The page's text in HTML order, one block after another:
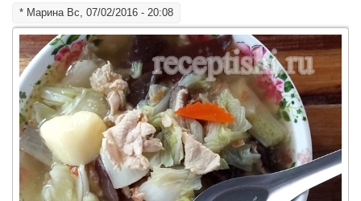
* МаринаВс, 07/02/2016 - 20:08